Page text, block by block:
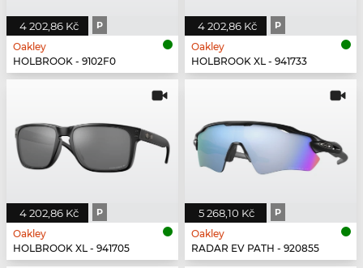
4 202,86 Kč P
Oakley
HOLBROOK - 9102F0
4 202,86 Kč P
Oakley
HOLBROOK XL - 941733
4 202,86 Kč P
Oakley
HOLBROOK XL - 941705
5 268,10 Kč P
Oakley
RADAR EV PATH - 920855